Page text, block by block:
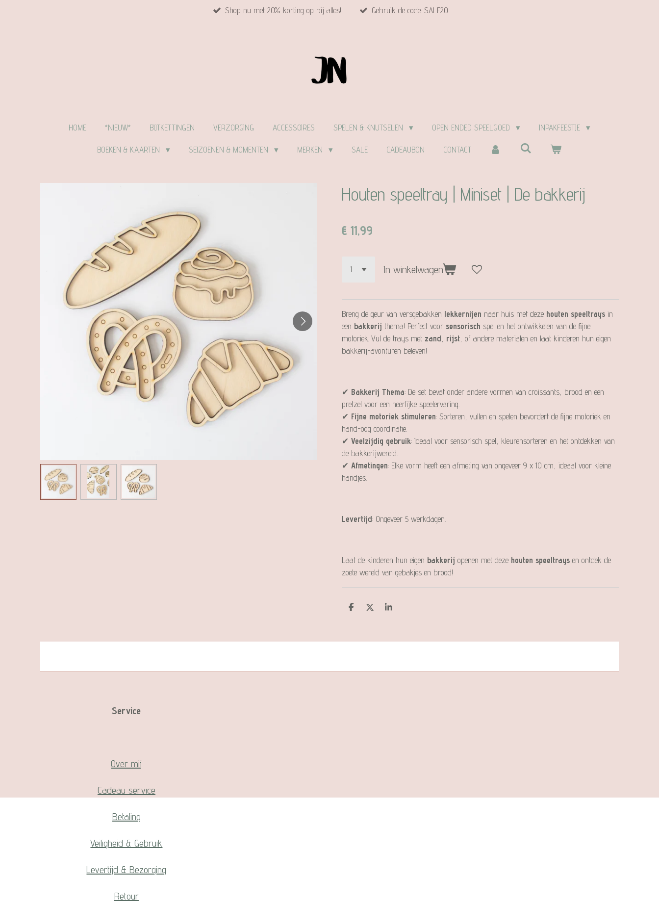
Shop nu met 20% korting op bij alles! Gebruik de code: SALE20
HOME *NIEUW* BIJTKETTINGEN VERZORGING ACCESSOIRES SPELEN & KNUTSELEN OPEN ENDED SPEELGOED INPAKFEESTJE
BOEKEN & KAARTEN SEIZOENEN & MOMENTEN MERKEN SALE CADEAUBON CONTACT
Houten speeltray | Miniset | De bakkerij
€ 11,99
In winkelwagen
Breng de geur van versgebakken lekkernijen naar huis met deze houten speeltrays in
een bakkerij thema! Perfect voor sensorisch spel en het ontwikkelen van de fijne
motoriek. Vul de trays met zand rijst , of andere materialen en laat kinderen hun eigen
bakkerij-avonturen beleven!
✔ Bakkerij Thema: De set bevat onder andere vormen van croissants, brood en een
pretzel voor een heerlijke speelervaring.
✔ Fijne motoriek stimuleren: Sorteren, vullen en spelen bevordert de fijne motoriek en
hand-oog coördinatie.
✔ Veelzijdig gebruik: Ideaal voor sensorisch spel, kleurensorteren en het ontdekken van
de bakkerijwereld.
✔ Afmetingen: Elke vorm heeft een afmeting van ongeveer 9 x 10 cm, ideaal voor kleine
handjes.
Levertijd: Ongeveer 5 werkdagen.
Laat de kinderen hun eigen bakkerij openen met deze houten speeltrays en ontdek de
zoete wereld van gebakjes en brood!
D
n
D
S
e
Service
Over mij
Cadeau service
Betaling
Veiligheid & Gebruik
Levertijd & Bezorging
Retour